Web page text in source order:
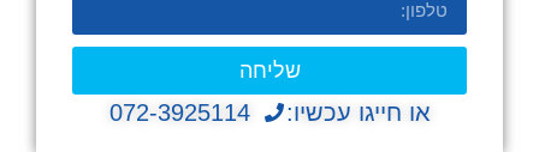
שליחה
או חייגו עכשיו: 072-3925114